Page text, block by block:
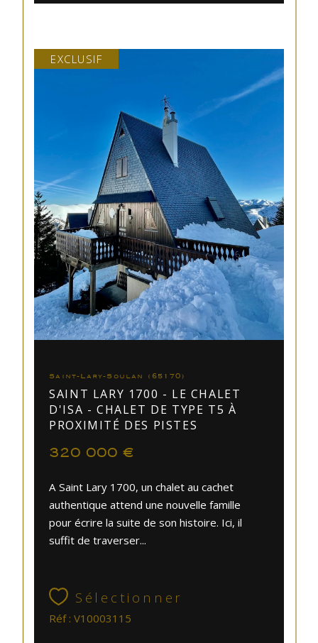
Saint-Lary-Soulan (65170)
SAINT LARY 1700 - LE CHALET
D'ISA - CHALET DE TYPE T5 À
PROXIMITÉ DES PISTES
320 000 €
A Saint Lary 1700, un chalet au cachet
authentique attend une nouvelle famille
pour écrire la suite de son histoire. Ici, il
suffit de traverser...
Sélectionner
Réf : V10003115
EXCLUSIF